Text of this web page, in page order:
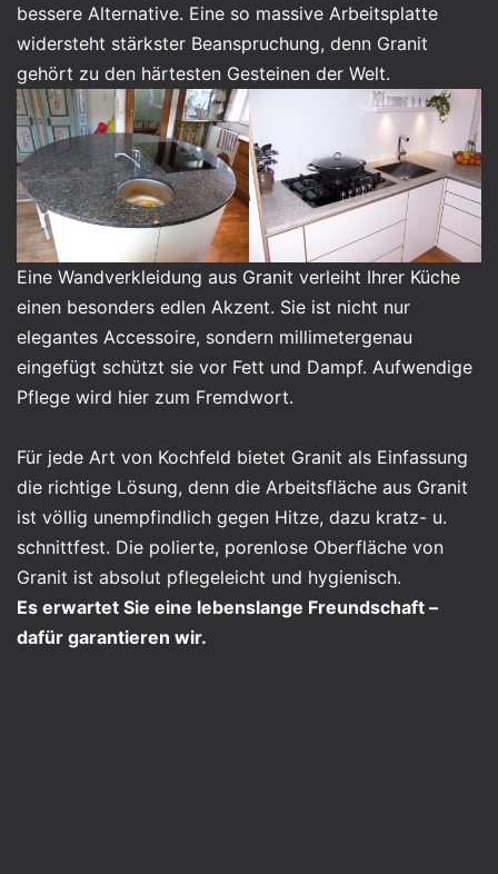
bessere Alternative. Eine so massive Arbeitsplatte
widersteht stärkster Beanspruchung, denn Granit
gehört zu den härtesten Gesteinen der Welt.
Eine Wandverkleidung aus Granit verleiht Ihrer Küche
einen besonders edlen Akzent. Sie ist nicht nur
elegantes Accessoire, sondern millimetergenau
eingefügt schützt sie vor Fett und Dampf. Aufwendige
Pflege wird hier zum Fremdwort.
Für jede Art von Kochfeld bietet Granit als Einfassung
die richtige Lösung, denn die Arbeitsfläche aus Granit
ist völlig unempfindlich gegen Hitze, dazu kratz- u.
schnittfest. Die polierte, porenlose Oberfläche von
Granit ist absolut pflegeleicht und hygienisch.
Es erwartet Sie eine lebenslange Freundschaft –
dafür garantieren wir.